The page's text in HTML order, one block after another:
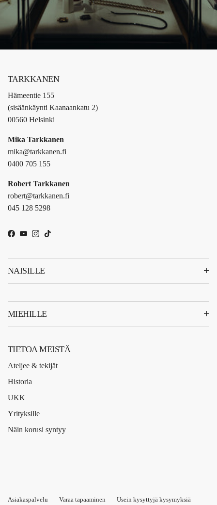
TARKKANEN
Hämeentie 155
(sisäänkäynti Kaanaankatu 2)
00560 Helsinki
Mika Tarkkanen
mika@tarkkanen.fi
0400 705 155
Robert Tarkkanen
robert@tarkkanen.fi
045 128 5298
Facebook
YouTube
Instagram
TikTok
NAISILLE
MIEHILLE
TIETOA MEISTÄ
Ateljee & tekijät
Historia
UKK
Yrityksille
Näin korusi syntyy
Asiakaspalvelu Varaa tapaaminen Usein kysyttyjä kysymyksiä